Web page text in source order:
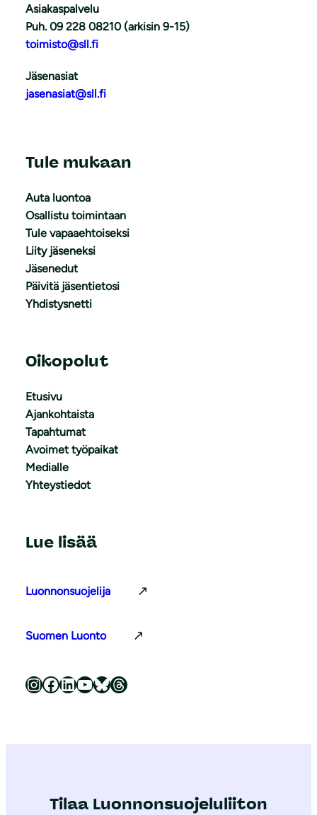
Asiakaspalvelu
Puh. 09 228 08210 (arkisin 9-15)
toimisto@sll.fi
Jäsenasiat
jasenasiat@sll.fi
Tule mukaan
Auta luontoa
Osallistu toimintaan
Tule vapaaehtoiseksi
Liity jäseneksi
Jäsenedut
Päivitä jäsentietosi
Yhdistysnetti
Oikopolut
Etusivu
Ajankohtaista
Tapahtumat
Avoimet työpaikat
Medialle
Yhteystiedot
Lue lisää
Luonnonsuojelija
Suomen Luonto
Luonnonsuojeluliitto Instagramissa Luonnonsuojeluliitto Facebookissa Luonnonsuojeluliitto LinkedInissä Luonnonsuojeluliiton YouTube-kanava Luonnonsuojeluliitto Blueskyssa Luonnonsuojeluliitto Threadsissa
Tilaa Luonnonsuojeluliiton